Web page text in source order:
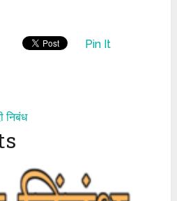
Pin It
निबंध